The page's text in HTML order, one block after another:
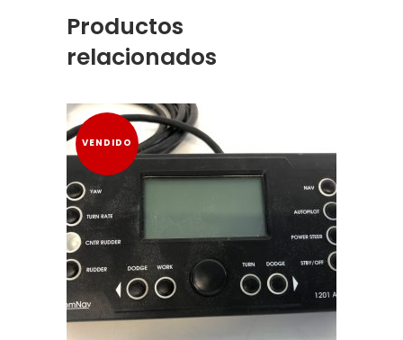
Productos
relacionados
VENDIDO